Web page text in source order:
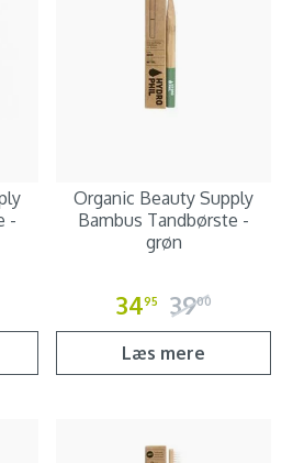
-
Organic Beauty Supply
Bambus Tandbørste -
grøn
3495 3900
Læs mere